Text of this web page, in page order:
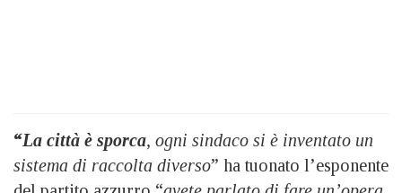
“La città è sporca, ogni sindaco si è inventato un
sistema di raccolta diverso” ha tuonato l’esponente